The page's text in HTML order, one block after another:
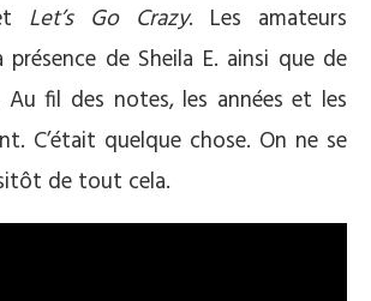
Let’s Go Crazy. Les amateurs
de Sheila E. ainsi que de
fil des notes, les années et les
C’était quelque chose. On ne se
de tout cela.